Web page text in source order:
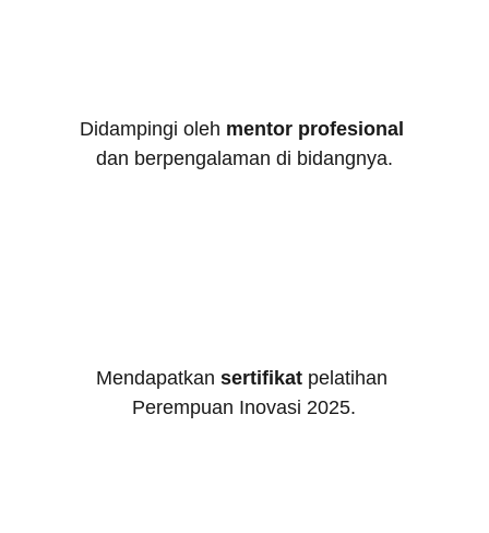
Didampingi oleh mentor profesional
dan berpengalaman di bidangnya.
Mendapatkan sertifikat pelatihan
Perempuan Inovasi 2025.